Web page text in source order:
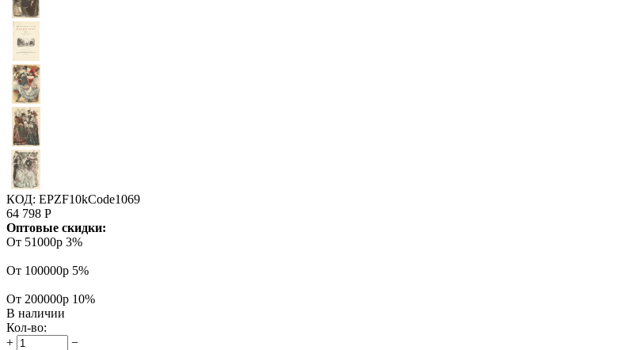
КОД: EPZF10kCode1069
64 798 Р
Оптовые скидки:
От 51000р 3%
От 100000р 5%
От 200000р 10%
В наличии
Кол-во:
+
−